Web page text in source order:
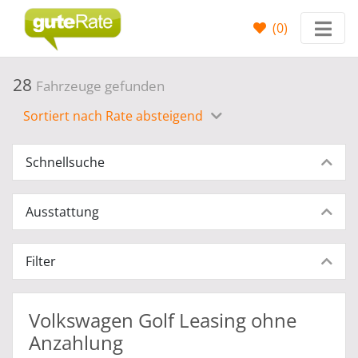
(0)
28 Fahrzeuge gefunden
Sortiert nach Rate absteigend
Schnellsuche
Ausstattung
Filter
Volkswagen Golf Leasing ohne
Anzahlung